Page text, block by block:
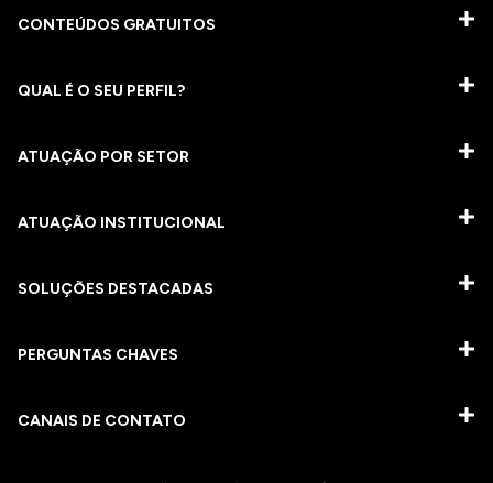
CONTEÚDOS GRATUITOS
QUAL É O SEU PERFIL?
ATUAÇÃO POR SETOR
ATUAÇÃO INSTITUCIONAL
SOLUÇÕES DESTACADAS
PERGUNTAS CHAVES​
CANAIS DE CONTATO